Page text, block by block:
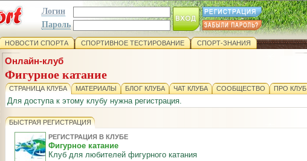
Логин
Пароль
НОВОСТИ СПОРТА СПОРТИВНОЕ ТЕСТИРОВАНИЕ СПОРТ-ЗНАНИЯ
Онлайн-клуб
Фигурное катание
СТРАНИЦА КЛУБА МАТЕРИАЛЫ БЛОГ КЛУБА ЧАТ КЛУБА СООБЩЕСТВО ПРО КЛУБ
Для доступа к этому клубу нужна регистрация.
БЫСТРАЯ РЕГИСТРАЦИЯ
РЕГИСТРАЦИЯ В КЛУБЕ
Фигурное катание
Клуб для любителей фигурного катания